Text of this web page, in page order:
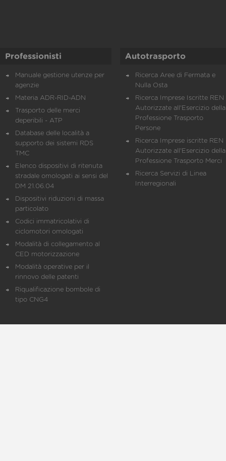
Professionisti
Manuale gestione utenze per
agenzie
Materia ADR-RID-ADN
Trasporto delle merci
deperibili - ATP
Database delle località a
supporto dei sistemi RDS
TMC
Elenco dispositivi di ritenuta
stradale omologati ai sensi del
DM 21.06.04
Dispositivi riduzioni di massa
particolato
Codici immatricolativi di
ciclomotori omologati
Modalità di collegamento al
CED motorizzazione
Modalità operative per il
rinnovo delle patenti
Riqualificazione bombole di
tipo CNG4
Autotrasporto
Ricerca Aree di Fermata e
Nulla Osta
Ricerca Imprese Iscritte REN
Autorizzate all'Esercizio della
Professione Trasporto
Persone
Ricerca Imprese iscritte REN
Autorizzate all'Esercizio della
Professione Trasporto Merci
Ricerca Servizi di Linea
Interregionali